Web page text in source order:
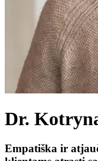
Dr.
Empatiška ir